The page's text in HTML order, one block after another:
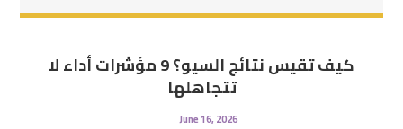
كيف تقيس نتائج السيو؟ 9 مؤشرات أداء لا
تتجاهلها
June 16, 2026